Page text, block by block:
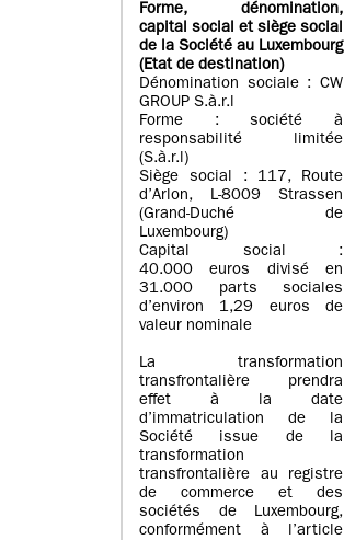
Forme, dénomination,
capital social et siège social
de la Société au Luxembourg
(Etat de destination)
Dénomination sociale : CW
GROUP S.à.r.l
Forme : société à
responsabilité limitée
(S.à.r.l)
Siège social : 117, Route
d’Arlon, L-8009 Strassen
(Grand-Duché de
Luxembourg)
Capital social :
40.000 euros divisé en
31.000 parts sociales
d’environ 1,29 euros de
valeur nominale
La transformation
transfrontalière prendra
effet à la date
d’immatriculation de la
Société issue de la
transformation
transfrontalière au registre
de commerce et des
sociétés de Luxembourg,
conformément à l’article